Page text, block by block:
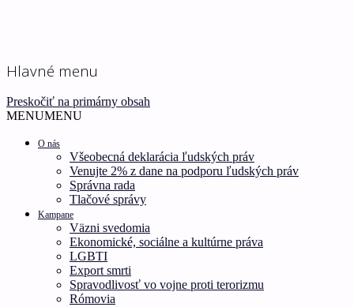
Inštitút ľudských práv –
Human Rights Institute
Ľudské práva pre všetkých!
Hlavné menu
Preskočiť na primárny obsah
MENUMENU
O nás
Všeobecná deklarácia ľudských práv
Venujte 2% z dane na podporu ľudských práv
Správna rada
Tlačové správy
Kampane
Väzni svedomia
Ekonomické, sociálne a kultúrne práva
LGBTI
Export smrti
Spravodlivosť vo vojne proti terorizmu
Rómovia